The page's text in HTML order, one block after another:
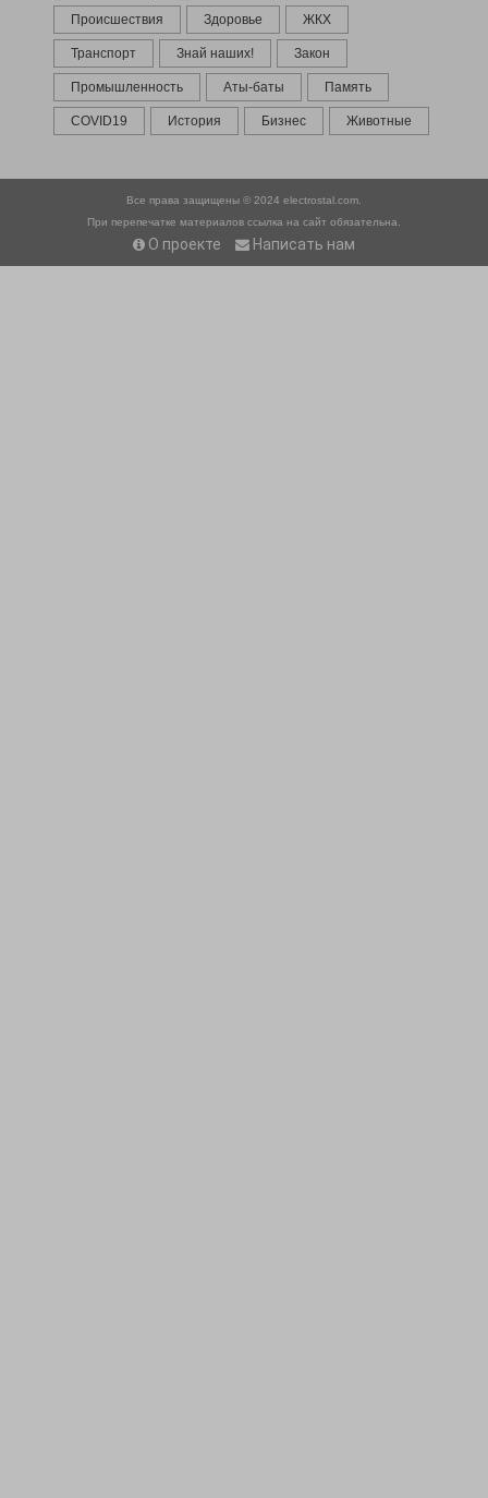
Происшествия Здоровье ЖКХ
Транспорт Знай наших! Закон
Промышленность Аты-баты Память
COVID19 История Бизнес Животные
Все права защищены © 2024 electrostal.com.
При перепечатке материалов ссылка на сайт обязательна.
О проекте Написать нам